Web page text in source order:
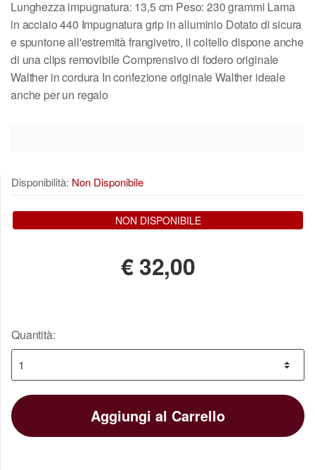
Lunghezza impugnatura: 13,5 cm Peso: 230 grammi Lama
in acciaio 440 Impugnatura grip in alluminio Dotato di sicura
e spuntone all'estremità frangivetro, il coltello dispone anche
di una clips removibile Comprensivo di fodero originale
Walther in cordura In confezione originale Walther ideale
anche per un regalo
Disponibilità: Non Disponibile
NON DISPONIBILE
€32,00
Quantità:
Aggiungi al Carrello